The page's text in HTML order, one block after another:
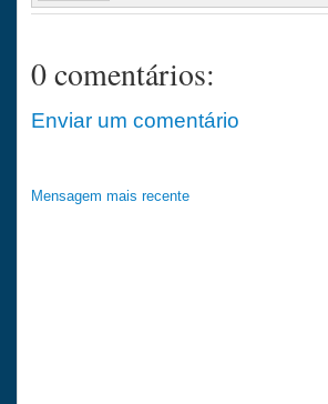
0 comentários:
Enviar um comentário
Mensagem mais recente